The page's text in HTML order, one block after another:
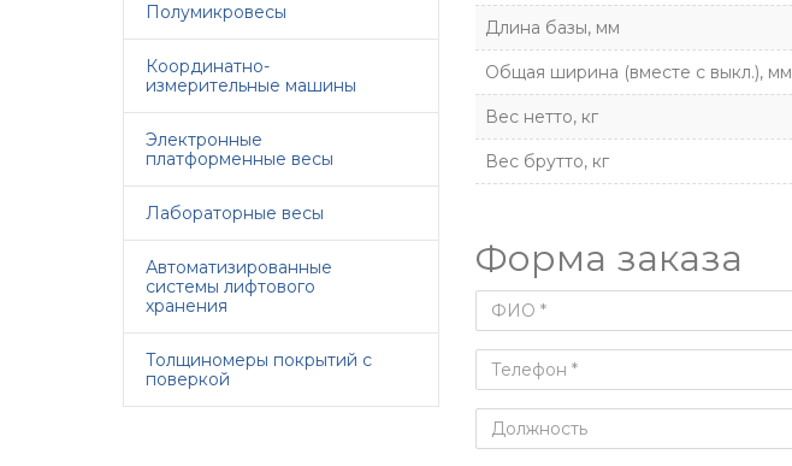
Полумикровесы
Координатно-
измерительные машины
Электронные
платформенные весы
Лабораторные весы
Автоматизированные
системы лифтового
хранения
Толщиномеры покрытий с
поверкой
Длина базы, мм
Общая ширина (вместе с выкл.), мм
Вес нетто, кг
Вес брутто, кг
Форма заказа